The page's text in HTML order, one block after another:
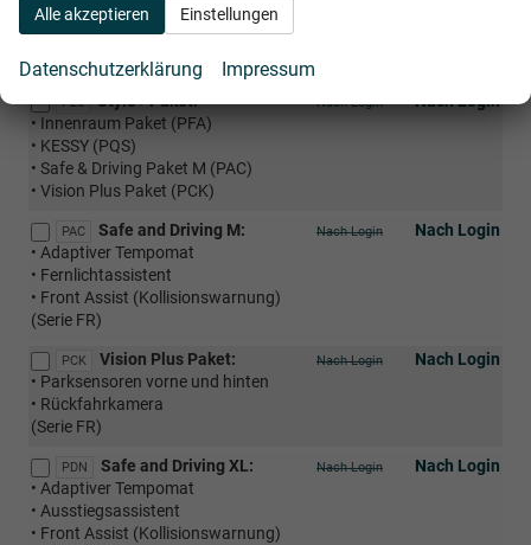
Optionale Extras
Pakete
P25 Nach Login
Nach Login
Style+ Paket:
• Innenraum Paket (PFA)
• KESSY (PQS)
• Safe & Driving Paket M (PAC)
• Vision Plus Paket (PCK)
PAC Nach Login
Nach Login
Safe and Driving M:
• Adaptiver Tempomat
• Fernlichtassistent
• Front Assist (Kollisionswarnung)
(Serie FR)
PCK Nach Login
Nach Login
Vision Plus Paket:
• Parksensoren vorne und hinten
• Rückfahrkamera
(Serie FR)
PDN Nach Login
Nach Login
Safe and Driving XL:
• Adaptiver Tempomat
• Ausstiegsassistent
• Front Assist (Kollisionswarnung)
Alle akzeptieren Einstellungen
Datenschutzerklärung Impressum